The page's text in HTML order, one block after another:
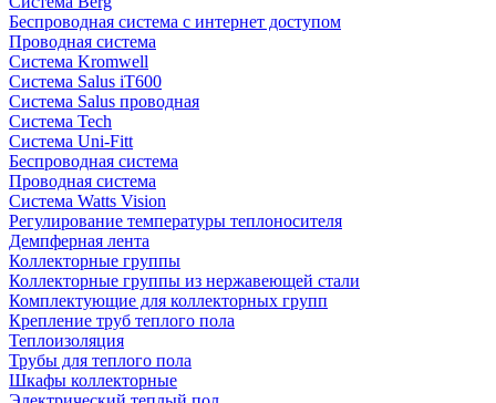
Беспроводная система с интернет доступом
Проводная система
Система Kromwell
Система Salus iT600
Система Salus проводная
Система Tech
Система Uni-Fitt
Беспроводная система
Проводная система
Система Watts Vision
Регулирование температуры теплоносителя
Демпферная лента
Коллекторные группы
Коллекторные группы из нержавеющей стали
Комплектующие для коллекторных групп
Крепление труб теплого пола
Теплоизоляция
Трубы для теплого пола
Шкафы коллекторные